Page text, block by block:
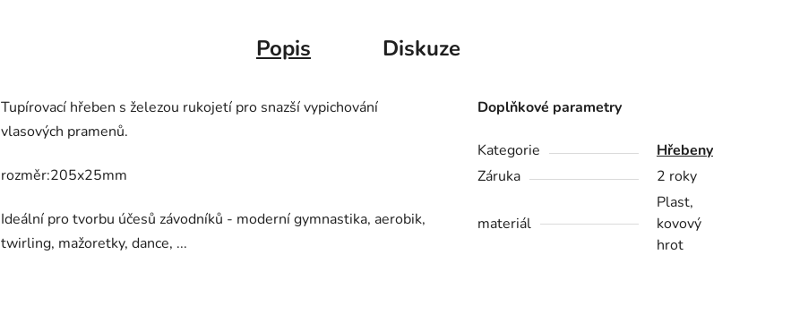
Popis Diskuze
Tupírovací hřeben s železou rukojetí pro snazší vypichování
vlasových pramenů.
rozměr:205x25mm
Ideální pro tvorbu účesů závodníků - moderní gymnastika, aerobik,
twirling, mažoretky, dance, ...
Doplňkové parametry
Kategorie
Hřebeny
Záruka
2 roky
materiál
Plast,
kovový
hrot